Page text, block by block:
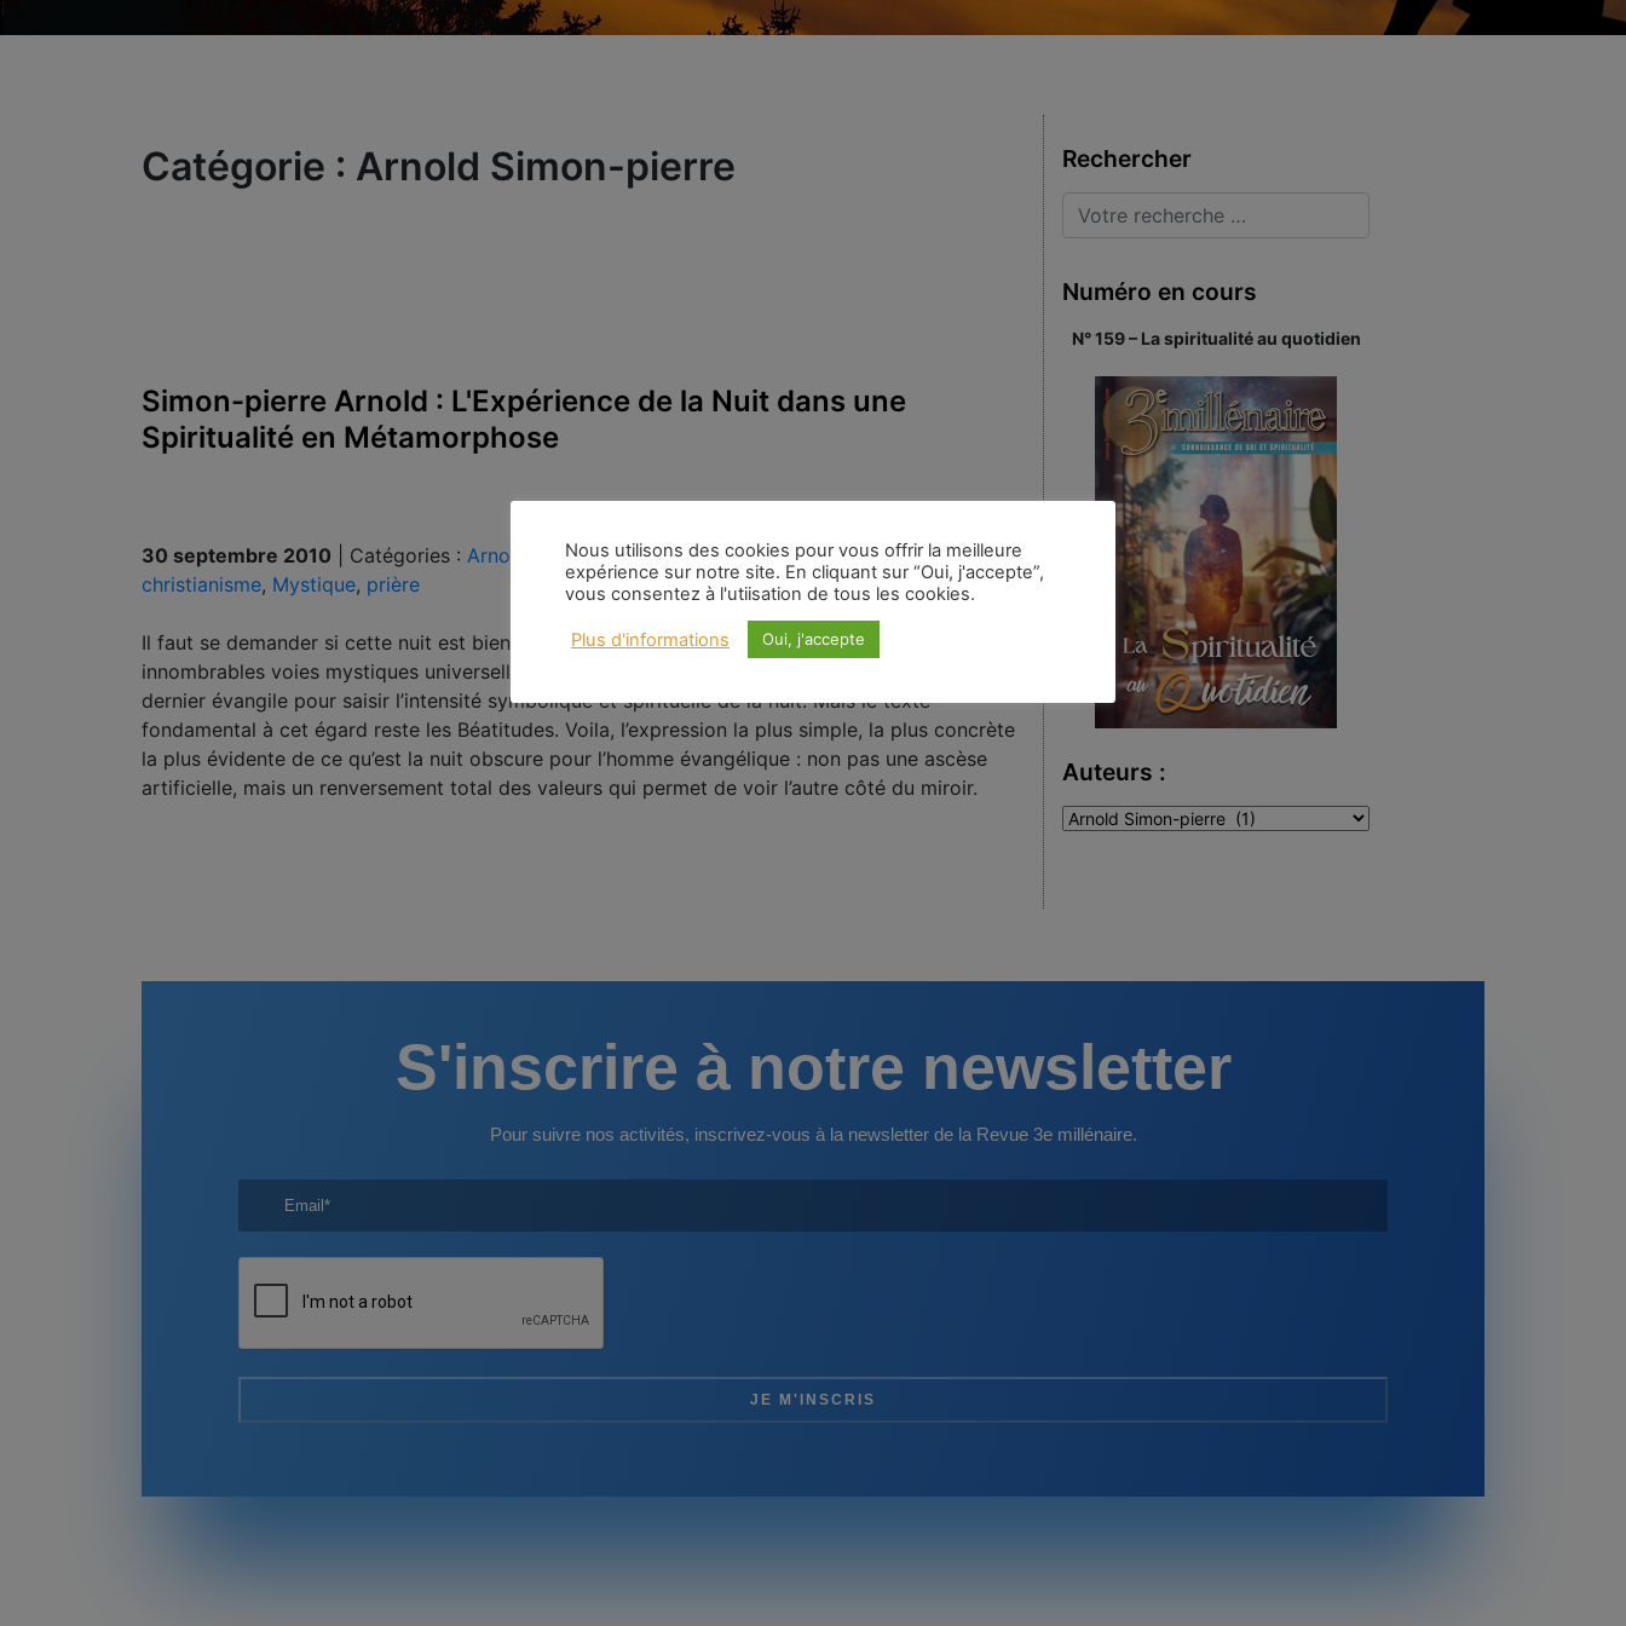
Catégorie : Arnold Simon-pierre
Simon-pierre Arnold : L'Expérience de la Nuit dans une
Spiritualité en Métamorphose
30 septembre 2010 Catégories : Arnold Simon-pierre|Mots-clés :
christianisme, Mystique, prière
Il faut se demander si cette nuit est bien évangélique où si au contraire elle est une de ces
innombrables voies mystiques universelles sans rapport avec la vie de Jésus. Il suffit de relire le
dernier évangile pour saisir l’intensité symbolique et spirituelle de la nuit. Mais le texte
fondamental à cet égard reste les Béatitudes. Voila, l’expression la plus simple, la plus concrète
la plus évidente de ce qu’est la nuit obscure pour l’homme évangélique : non pas une ascèse
artificielle, mais un renversement total des valeurs qui permet de voir l’autre côté du miroir.
Rechercher
Numéro en cours
N° 159 – La spiritualité au quotidien
Auteurs :
Auteurs
S'inscrire à notre newsletter
Pour suivre nos activités, inscrivez-vous à la newsletter de la Revue 3e millénaire.
Nous utilisons des cookies pour vous offrir la meilleure
expérience sur notre site. En cliquant sur “Oui, j'accepte”,
vous consentez à l'utiisation de tous les cookies.
Plus d'informations Oui, j'accepte